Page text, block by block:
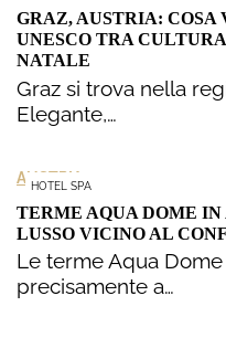
GRAZ, AUSTRIA:
UNESCO TRA
NATALE
Graz si trova nella
Elegante,…
HOTEL SPA
AUSTRIA
TERME AQUA DOME
LUSSO VICINO AL
Le terme Aqua
precisamente a…